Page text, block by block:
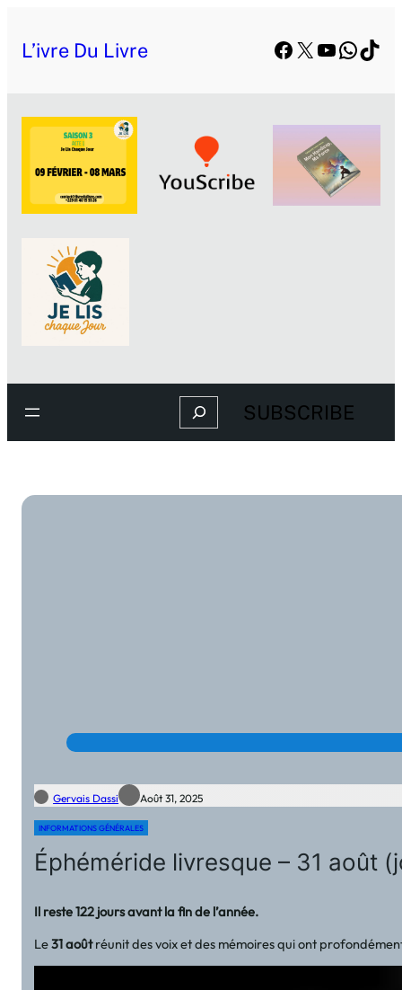
L’ivre Du Livre Facebook
X YouTube
Search SUBSCRIBE
Gervais Dassi Août 31, 2025
INFORMATIONS GÉNÉRALES
Éphéméride livresque – 31 août
Il reste 122 jours avant la fin de l’année.
Le31 aoûtréunit des voix et des mémoires qui ont